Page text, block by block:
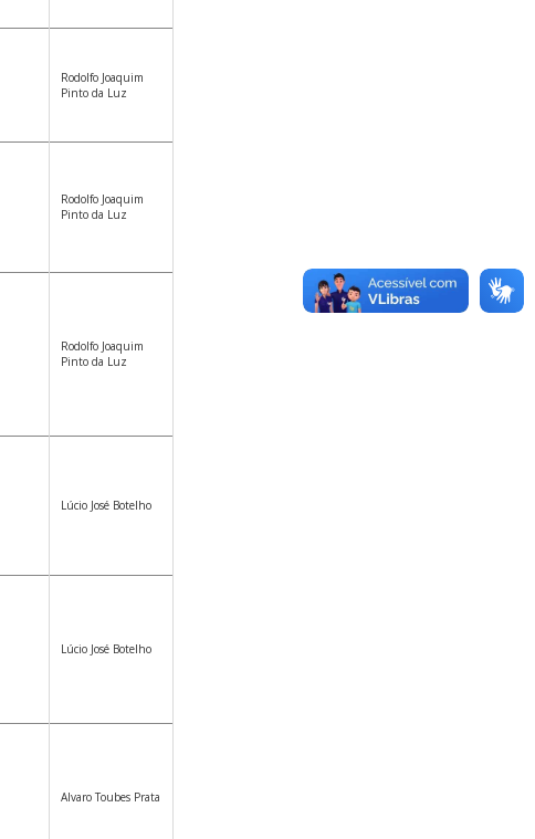
Rodolfo Joaquim
Pinto da Luz
Rodolfo Joaquim
Pinto da Luz
Rodolfo Joaquim
Pinto da Luz
Lúcio José Botelho
Lúcio José Botelho
Alvaro Toubes Prata